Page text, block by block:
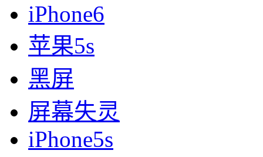
iPhone6
苹果5s
黑屏
屏幕失灵
iPhone5s